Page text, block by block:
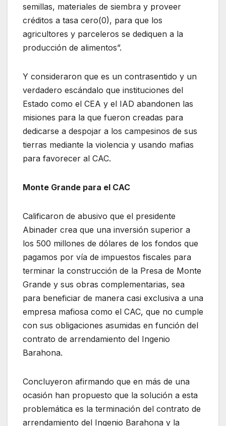
semillas, materiales de siembra y proveer
créditos a tasa cero(0), para que los
agricultores y parceleros se dediquen a la
producción de alimentos”.
Y consideraron que es un contrasentido y un
verdadero escándalo que instituciones del
Estado como el CEA y el IAD abandonen las
misiones para la que fueron creadas para
dedicarse a despojar a los campesinos de sus
tierras mediante la violencia y usando mafias
para favorecer al CAC.
Monte Grande para el CAC
Calificaron de abusivo que el presidente
Abinader crea que una inversión superior a
los 500 millones de dólares de los fondos que
pagamos por vía de impuestos fiscales para
terminar la construcción de la Presa de Monte
Grande y sus obras complementarias, sea
para beneficiar de manera casi exclusiva a una
empresa mafiosa como el CAC, que no cumple
con sus obligaciones asumidas en función del
contrato de arrendamiento del Ingenio
Barahona.
Concluyeron afirmando que en más de una
ocasión han propuesto que la solución a esta
problemática es la terminación del contrato de
arrendamiento del Ingenio Barahona y la